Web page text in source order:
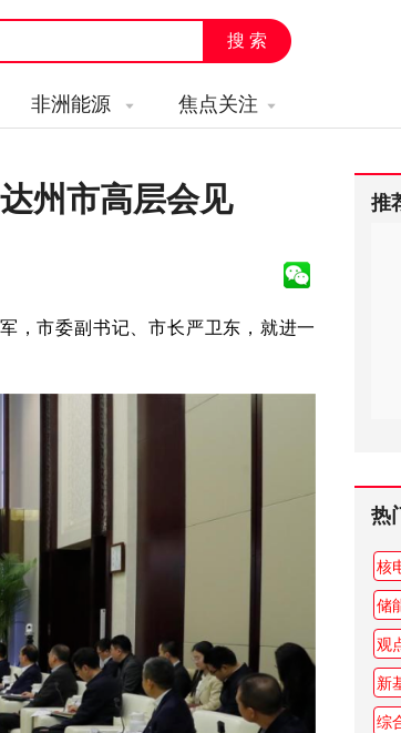
非洲能源 焦点关注
州市高层会见
，市委副书记、市长严卫东，就进一
推
热
核
储
观
新
综